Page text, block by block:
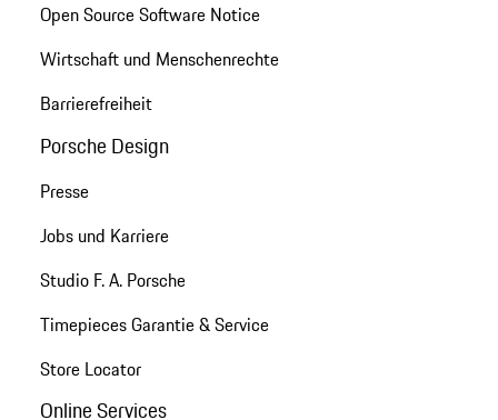
Open Source Software Notice
Wirtschaft und Menschenrechte
Barrierefreiheit
Porsche Design
Presse
Jobs und Karriere
Studio F. A. Porsche
Timepieces Garantie & Service
Store Locator
Online Services